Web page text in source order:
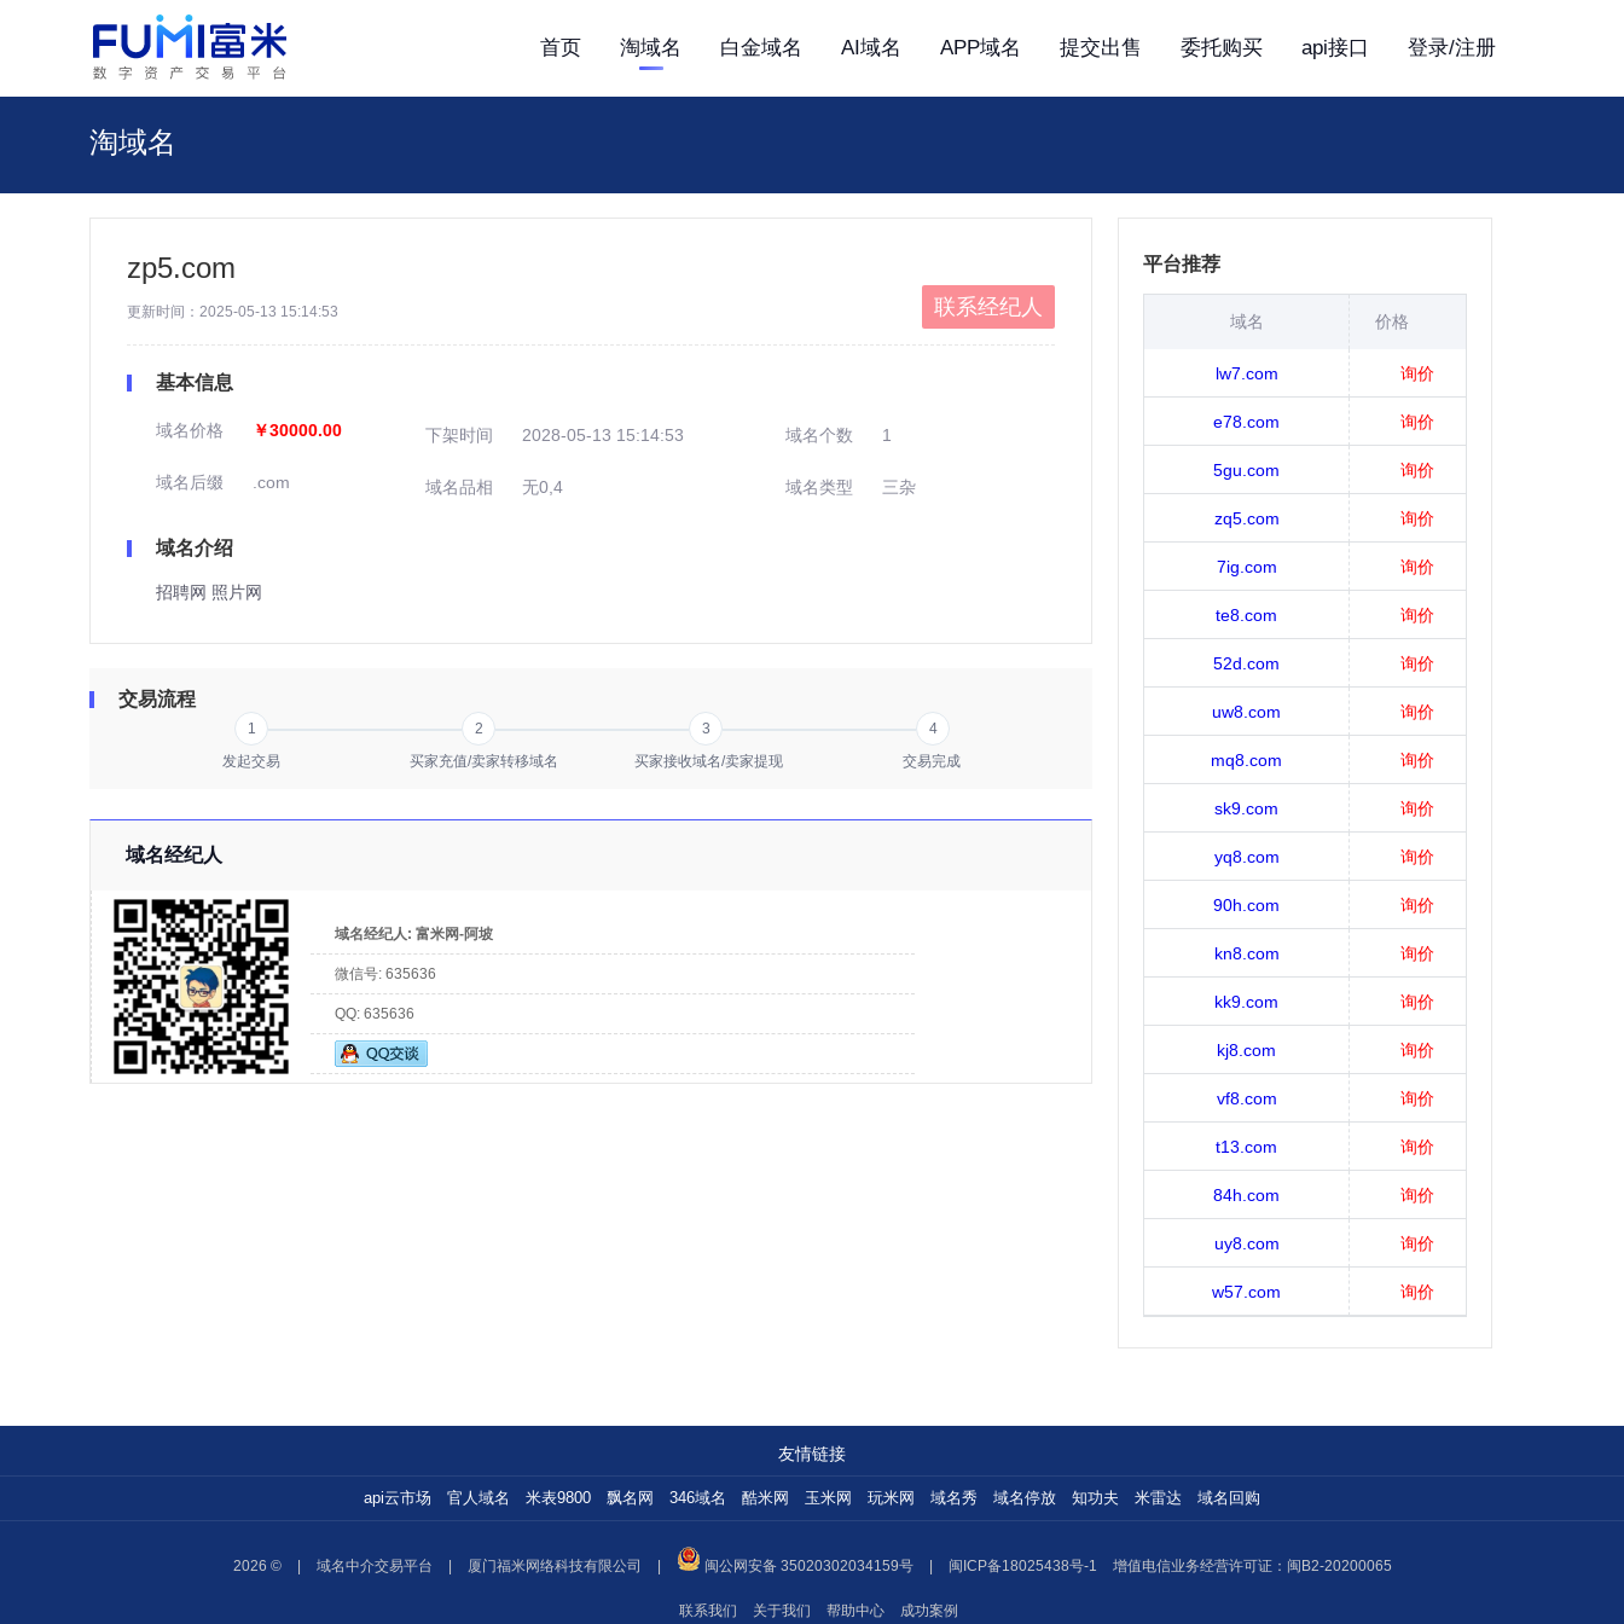
首页 淘域名 白金域名 AI域名 APP域名 提交出售 委托购买 api接口 登录/注册
淘域名
zp5.com
更新时间：2025-05-13 15:14:53 联系经纪人
基本信息
域名价格 ￥30000.00 下架时间 2028-05-13 15:14:53 域名个数 1
域名后缀 .com 域名品相 无0,4 域名类型 三杂
域名介绍
招聘网 照片网
交易流程
1 2 3
4
发起交易
买家充值/卖家转移域名 买家接收域名/卖家提现 交易完成
域名经纪人
域名经纪人: 富米网-阿坡
微信号: 635636
QQ: 635636
平台推荐
域名 价格
lw7.com 询价
e78.com 询价
5gu.com 询价
zq5.com 询价
7ig.com 询价
te8.com 询价
52d.com 询价
uw8.com 询价
mq8.com 询价
sk9.com 询价
yq8.com 询价
90h.com 询价
kn8.com 询价
kk9.com 询价
kj8.com 询价
vf8.com 询价
t13.com 询价
84h.com 询价
uy8.com 询价
w57.com 询价
友情链接
api云市场 官人域名 米表9800 飘名网 346域名 酷米网 玉米网 玩米网 域名秀 域名停放 知功夫 米雷达 域名回购
2026 © 域名中介交易平台 厦门福米网络科技有限公司 闽公网安备 35020302034159号 闽ICP备18025438号-1 增值电信业务经营许可证：闽B2-20200065
联系我们 关于我们 帮助中心 成功案例